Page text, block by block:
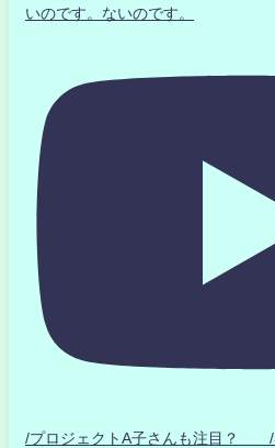
いのです。ないのです。
/プロジェクトA子さんも注目？ /